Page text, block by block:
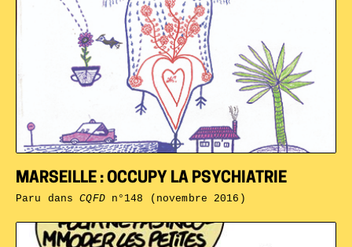
MARSEILLE : OCCUPY LA PSYCHIATRIE
Paru dansCQFDn°148 (novembre 2016)